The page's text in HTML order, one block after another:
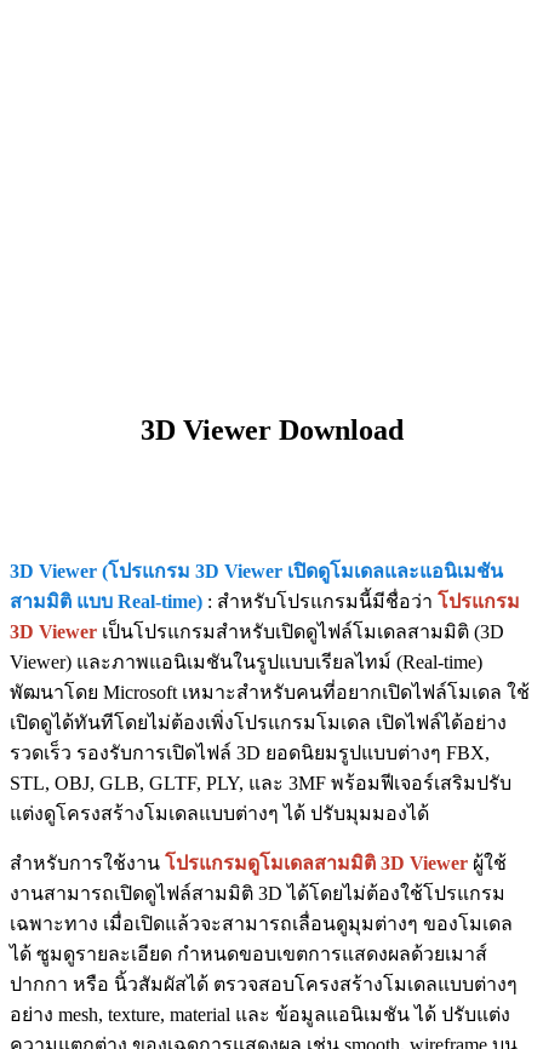
3D Viewer Download
3D Viewer (โปรแกรม 3D Viewer เปิดดูโมเดลและแอนิเมชัน
สามมิติ แบบ Real-time) : สำหรับโปรแกรมนี้มีชื่อว่า โปรแกรม
3D Viewer เป็นโปรแกรมสำหรับเปิดดูไฟล์โมเดลสามมิติ (3D
Viewer) และภาพแอนิเมชันในรูปแบบเรียลไทม์ (Real-time)
พัฒนาโดย Microsoft เหมาะสำหรับคนที่อยากเปิดไฟล์โมเดล ใช้
เปิดดูได้ทันทีโดยไม่ต้องเพิ่งโปรแกรมโมเดล เปิดไฟล์ได้อย่าง
รวดเร็ว รองรับการเปิดไฟล์ 3D ยอดนิยมรูปแบบต่างๆ FBX,
STL, OBJ, GLB, GLTF, PLY, และ 3MF พร้อมฟีเจอร์เสริมปรับ
แต่งดูโครงสร้างโมเดลแบบต่างๆ ได้ ปรับมุมมองได้
สำหรับการใช้งาน โปรแกรมดูโมเดลสามมิติ 3D Viewer ผู้ใช้
งานสามารถเปิดดูไฟล์สามมิติ 3D ได้โดยไม่ต้องใช้โปรแกรม
เฉพาะทาง เมื่อเปิดแล้วจะสามารถเลื่อนดูมุมต่างๆ ของโมเดล
ได้ ซูมดูรายละเอียด กำหนดขอบเขตการแสดงผลด้วยเมาส์
ปากกา หรือ นิ้วสัมผัสได้ ตรวจสอบโครงสร้างโมเดลแบบต่างๆ
อย่าง mesh, texture, material และ ข้อมูลแอนิเมชัน ได้ ปรับแต่ง